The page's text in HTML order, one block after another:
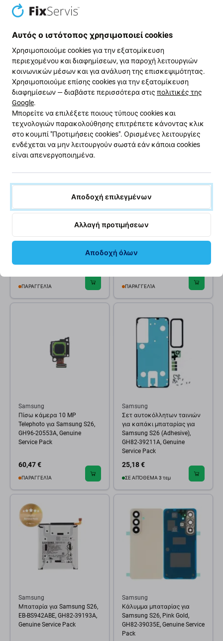
Samsung
Άνω ηχείο για Samsung S26,
GH97-31457A, Genuine
Service Pack
241,93 €
ΠΑΡΑΓΓΕΛΊΑ
Ηχείο για Samsung S26,
GH96-20823A, Genuine
Service Pack
35,26 €
ΠΑΡΑΓΓΕΛΊΑ
Samsung
Υποδοχή φόρτισης με
πλακέτα για Samsung S26,
ΠΑΡΑΓΓΕΛΊΑ
Samsung
Πίσω κάμερα 50 MP Wide για
Genuine Service Pack
ΠΑΡΑΓΓΕΛΊΑ
Samsung
Πίσω κάμερα 10 MP
Telephoto για Samsung S26,
GH96-20553A, Genuine
Service Pack
60,47 €
ΠΑΡΑΓΓΕΛΊΑ
Samsung
Σετ αυτοκόλλητων ταινιών
για καπάκι μπαταρίας για
Samsung S26 (Adhesive),
GH82-39211A, Genuine
Service Pack
25,18 €
ΣΕ ΑΠΌΘΕΜΑ 3 τεμ
Samsung
Μπαταρία για Samsung S26,
EB-BS942ABE, GH82-39193A,
Genuine Service Pack
Samsung
Κάλυμμα μπαταρίας για
Samsung S26, Pink Gold,
GH82-39035E, Genuine Service
Pack
Αυτός ο ιστότοπος χρησιμοποιεί cookies
Χρησιμοποιούμε cookies για την εξατομίκευση
περιεχομένου και διαφημίσεων, για παροχή λειτουργιών
κοινωνικών μέσων και για ανάλυση της επισκεψιμότητας.
Χρησιμοποιούμε επίσης cookies για την εξατομίκευση
διαφημίσεων — διαβάστε περισσότερα στις πολιτικές της
Google.
Μπορείτε να επιλέξετε ποιους τύπους cookies και
τεχνολογιών παρακολούθησης επιτρέπετε κάνοντας κλικ
στο κουμπί "Προτιμήσεις cookies". Ορισμένες λειτουργίες
ενδέχεται να μην λειτουργούν σωστά εάν κάποια cookies
είναι απενεργοποιημένα.
Αποδοχή επιλεγμένων
Αλλαγή προτιμήσεων
Αποδοχή όλων